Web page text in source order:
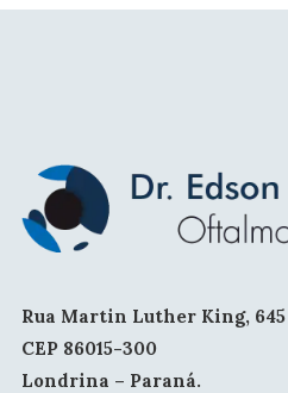
Rua Martin Luther King, 645
CEP 86015-300
Londrina – Paraná.